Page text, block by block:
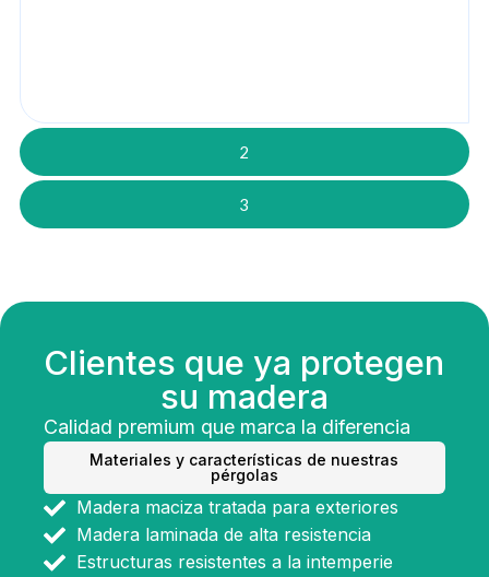
2
3
Clientes que ya protegen
su madera
Calidad premium que marca la diferencia
Materiales y características de nuestras
pérgolas
Madera maciza tratada para exteriores
Madera laminada de alta resistencia
Estructuras resistentes a la intemperie